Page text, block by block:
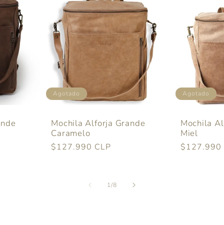
Agotado
Mochila Alforja Grande
Caramelo
Precio
$127.990 CLP
Agotado
Mochila
Miel
Precio
$127.990
1/de
8